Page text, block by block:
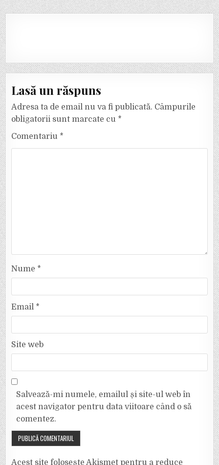
Lasă un răspuns
Adresa ta de email nu va fi publicată. Câmpurile
obligatorii sunt marcate cu *
Comentariu *
Nume *
Email *
Site web
Salvează-mi numele, emailul și site-ul web în
acest navigator pentru data viitoare când o să
comentez.
Acest site folosește Akismet pentru a reduce